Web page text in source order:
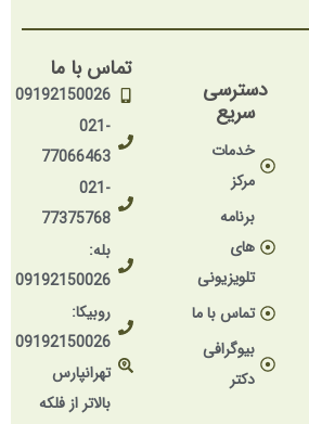
دسترسی
سریع
خدمات
مرکز
های
تلویزیونی
تماس با ما
بیوگرافی
دکتر
تماس با ما
09192150026
77066463
77375768
09192150026
روبیکا:
09192150026
تهرانپارس
بالاتر از فلکه